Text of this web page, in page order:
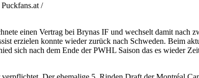
/
einen Vertrag bei Brynas IF und wechselt damit nach
erzielen konnte wieder zurück nach Schweden. Beim
sich nach dem Ende der PWHL Saison das es wieder